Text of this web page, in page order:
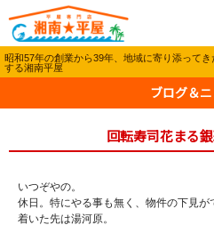
昭和57年の創業から39年、地域に寄り添って
する湘南平屋
ブログ＆
回転寿司花まる
いつぞやの。
休日。特にやる事も無く、物件の下見が
着いた先は湯河原。